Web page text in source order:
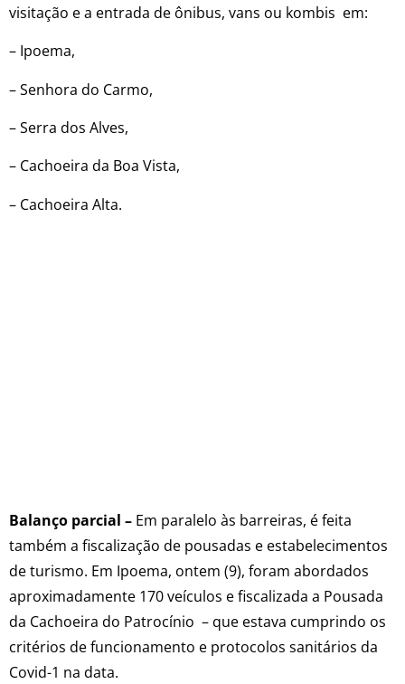
visitação e a entrada de ônibus, vans ou kombis em:
– Ipoema,
– Senhora do Carmo,
– Serra dos Alves,
– Cachoeira da Boa Vista,
– Cachoeira Alta.
Balanço parcial – Em paralelo às barreiras, é feita
também a fiscalização de pousadas e estabelecimentos
de turismo. Em Ipoema, ontem (9), foram abordados
aproximadamente 170 veículos e fiscalizada a Pousada
da Cachoeira do Patrocínio – que estava cumprindo os
critérios de funcionamento e protocolos sanitários da
Covid-1 na data.